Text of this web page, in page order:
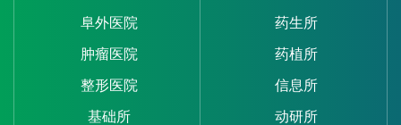
阜外医院
肿瘤医院
整形医院
基础所
药生所
药植所
信息所
动研所